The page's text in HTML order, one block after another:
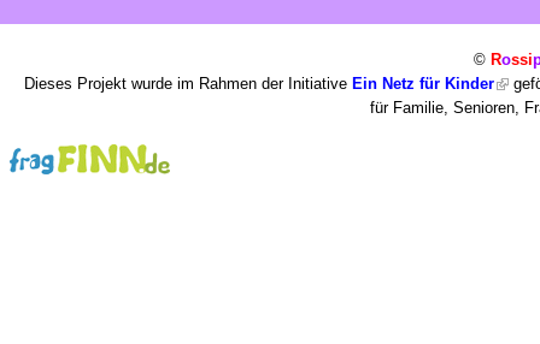
© Rossi
Dieses Projekt wurde im Rahmen der Initiative Ein Netz für Kinder
für Familie, Senioren,